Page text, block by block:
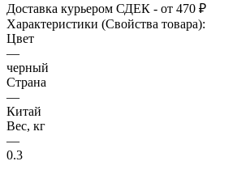
Доставка курьером СДЕК - от 470 ₽
Характеристики (Свойства товара):
Цвет
—
черный
Страна
—
Китай
Вес, кг
—
0.3